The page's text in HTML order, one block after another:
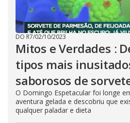
DO R7/02/10/2023
Mitos e Verdades :
tipos mais
saborosos de
O Domingo Espetacular foi longe
aventura gelada e descobriu que
qualquer paladar e dieta